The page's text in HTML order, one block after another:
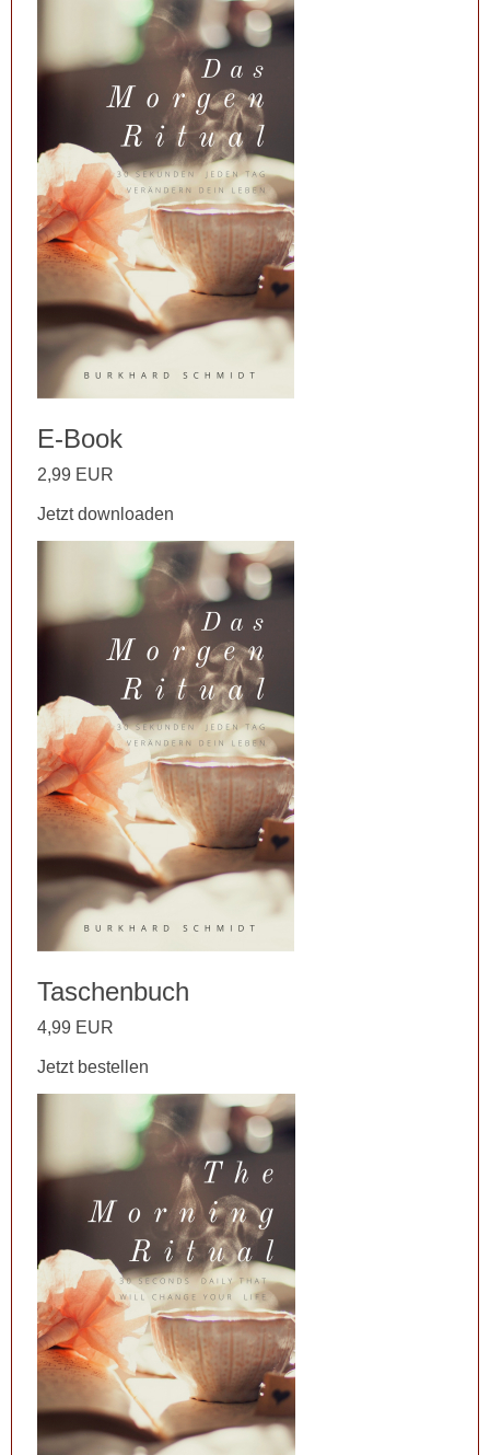
E-Book
2,99 EUR
Jetzt downloaden
Taschenbuch
4,99 EUR
Jetzt bestellen